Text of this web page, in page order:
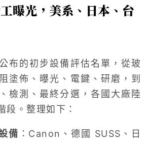
曝光，美系、日本、台
布的初步設備評估名單，從玻
塗佈、曝光、電鍵、研磨，到
檢測、最終分選，各國大廠陸
段。整理如下：
備 ：Canon、德國 SUSS、日